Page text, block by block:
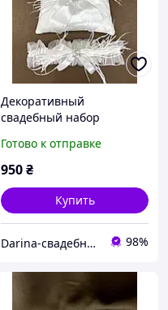
Декоративный
свадебный набор
Готово к отправке
950₴
Купить
Darina-свадебные аксессуары для невесты 98%